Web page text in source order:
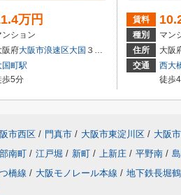
万円
ンション
阪府大阪市浪速区大国 ３丁目
国町駅
歩5分
賃料
種別
マン
住所
大阪
交通
西大
徒歩
市西区 / 門真市 / 大阪市東淀川区 / 大阪
南町 / 江戸堀 / 新町 / 上新庄 / 平野南 /
橋線 / 大阪モノレール本線 / 地下鉄長堀